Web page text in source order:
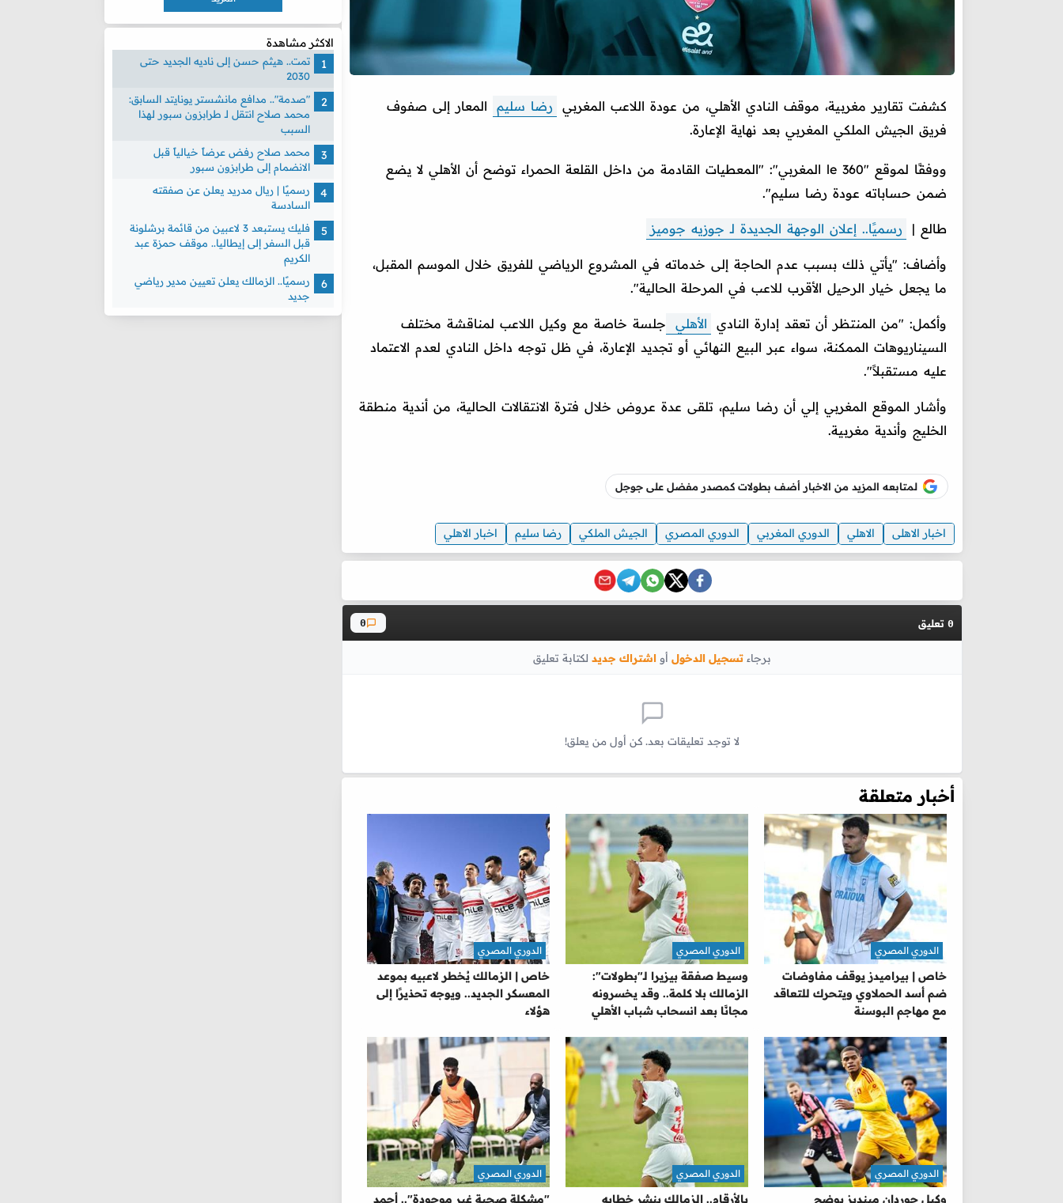
كشفت تقارير مغربية، موقف النادي الأهلي، من عودة اللاعب المغربي رضا سليم
المعار إلى صفوف
فريق الجيش الملكي المغربي بعد نهاية الإعارة.
ووفقًا لموقع "le 360 المغربي": "المعطيات القادمة من داخل القلعة الحمراء توضح أن الأهلي لا يضع
ضمن حساباته عودة رضا سليم".
طالع | رسميًا.. إعلان الوجهة الجديدة لـ جوزيه جوميز
وأضاف: "يأتي ذلك بسبب عدم الحاجة إلى خدماته في المشروع الرياضي للفريق خلال الموسم المقبل،
ما يجعل خيار الرحيل الأقرب للاعب في المرحلة الحالية".
وأكمل: "من المنتظر أن تعقد إدارة النادي الأهلي
جلسة خاصة مع وكيل اللاعب لمناقشة مختلف
السيناريوهات الممكنة، سواء عبر البيع النهائي أو تجديد الإعارة، في ظل توجه داخل النادي لعدم الاعتماد
عليه مستقبلاً".
وأشار الموقع المغربي إلي أن رضا سليم، تلقى عدة عروض خلال فترة الانتقالات الحالية، من أندية منطقة
الخليج وأندية مغربية.
لمتابعه المزيد من الاخبار أضف بطولات كمصدر مفضل على جوجل
اخبار الاهلى الاهلي الدوري المغربي الدوري المصري الجيش الملكي رضا سليم اخبار الاهلي
0 تعليق 0
برجاء تسجيل الدخول أو اشتراك جديد لكتابة تعليق
لا توجد تعليقات بعد. كن أول من يعلق!
أخبار متعلقة
خاص | بيراميدز يوقف مفاوضات
ضم أسد الحملاوي ويتحرك للتعاقد
مع مهاجم البوسنة
الدوري المصري
وسيط صفقة بيزيرا لـ"بطولات":
الزمالك بلا كلمة.. وقد يخسرونه
مجانًا بعد انسحاب شباب الأهلي
الدوري المصري
خاص | الزمالك يُخطر لاعبيه بموعد
المعسكر الجديد.. ويوجه تحذيرًا إلى
هؤلاء
الدوري المصري
وكيل جوردان مينديز يوضح
الدوري المصري
بالأرقام.. الزمالك ينشر خطابه
الدوري المصري
"مشكلة صحية غير موجودة".. أحمد
الدوري المصري
الاكثر مشاهدة
تمت.. هيثم حسن إلى ناديه الجديد حتى
2030
"صدمة".. مدافع مانشستر يونايتد السابق:
محمد صلاح انتقل لـ طرابزون سبور لهذا
السبب
محمد صلاح رفض عرضاً خيالياً قبل
الانضمام إلى طرابزون سبور
رسميًا | ريال مدريد يعلن عن صفقته
السادسة
فليك يستبعد 3 لاعبين من قائمة برشلونة
قبل السفر إلى إيطاليا.. موقف حمزة عبد
الكريم
رسميًا.. الزمالك يعلن تعيين مدير رياضي
جديد